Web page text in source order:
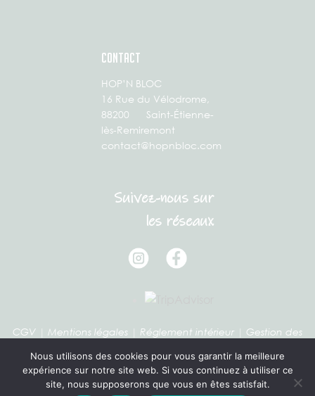
CONTACT
HOP’N BLOC
16 Rue du Vélodrome,
88200 Saint-Étienne-
lès-Remiremont
contact@hopnbloc.com
Suivez-nous sur
les réseaux
CGV Mentions légales Réglement intérieur
Gestion des
Vous pouvez révoquer votre consentement à tout moment en utilisant
Nous utilisons des cookies pour vous garantir la meilleure
expérience sur notre site web. Si vous continuez à utiliser ce
site, nous supposerons que vous en êtes satisfait.